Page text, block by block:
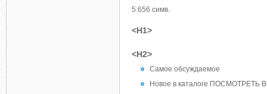
5 656 симв.
<H1>
<H2>
Самое обсуждаемое
Новое в каталоге ПОСМОТРЕТЬ